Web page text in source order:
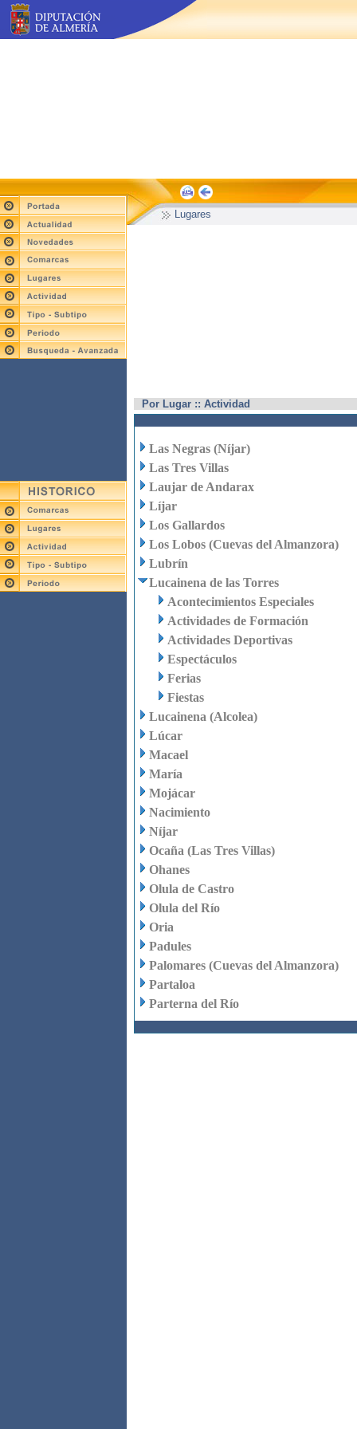
Lugares
Por Lugar :: Actividad
Las Negras (Níjar)
Las Tres Villas
Laujar de Andarax
Líjar
Los Gallardos
Los Lobos (Cuevas del Almanzora)
Lubrín
Lucainena de las Torres
Acontecimientos Especiales
Actividades de Formación
Actividades Deportivas
Espectáculos
Ferias
Fiestas
Lucainena (Alcolea)
Lúcar
Macael
María
Mojácar
Nacimiento
Níjar
Ocaña (Las Tres Villas)
Ohanes
Olula de Castro
Olula del Río
Oria
Padules
Palomares (Cuevas del Almanzora)
Partaloa
Parterna del Río